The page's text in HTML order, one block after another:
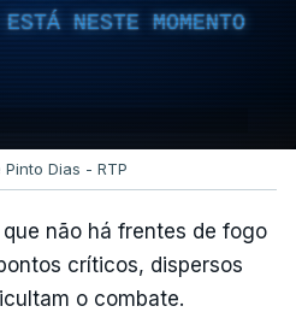
NESTE MOMENTO
Pinto Dias - RTP
não há frentes de fogo
críticos, dispersos
o combate.